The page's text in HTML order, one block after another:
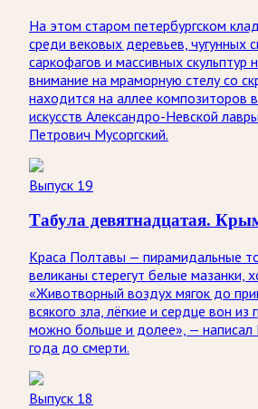
На этом старом петербургском
среди вековых деревьев, чугунных
саркофагов и массивных скульптур
внимание на мраморную стелу со
находится на аллее композиторов
искусств Александро-Невской
Петрович Мусоргский.
Выпуск 19
Табула девятнадцатая.
Краса Полтавы — пирамидальные
великаны стерегут белые мазанки,
«Животворный воздух мягок до
всякого зла, лёгкие и сердце вон из
можно больше и долее», — написал
года до смерти.
Выпуск 18